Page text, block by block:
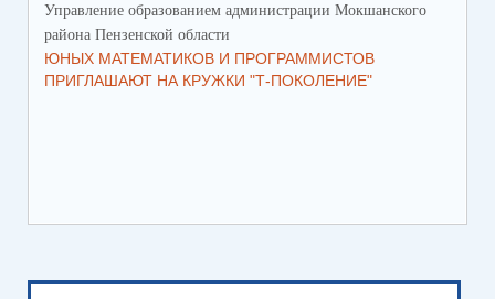
Управление образованием администрации Мокшанского
района Пензенской области
ЮНЫХ МАТЕМАТИКОВ И ПРОГРАММИСТОВ
ПРИГЛАШАЮТ НА КРУЖКИ "Т-ПОКОЛЕНИЕ"